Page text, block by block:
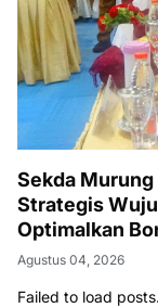
Sekda Murung
Strategis
Optimalkan
Agustus 04, 2026
Failed to load posts.